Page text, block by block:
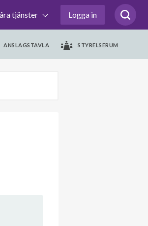
tjänster Logga in
ANSLAGSTAVLA STYRELSERUM